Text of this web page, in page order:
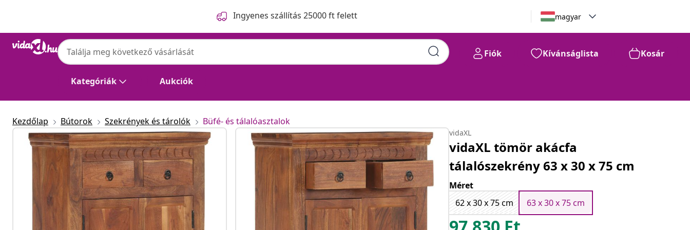
Ingyenes szállítás 25000 ft felett magyar
Kategóriák Aukciók
Fiók Kívánságlista Kosár
Kezdőlap Bútorok Szekrények és tárolók Büfé- és tálalóasztalok
vidaXL
vidaXL tömör akácfa
tálalószekrény 63 x 30 x 75 cm
Méret
62 x 30 x 75 cm
63 x 30 x 75 cm